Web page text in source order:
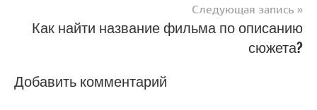
Следующая запись
Как найти название фильма по описанию
сюжета?
Добавить комментарий